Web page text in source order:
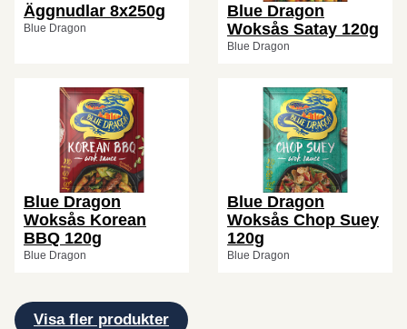
Äggnudlar 8x250g
Blue Dragon
Blue Dragon
Woksås Satay 120g
Blue Dragon
Blue Dragon
Woksås Korean
BBQ 120g
Blue Dragon
Blue Dragon
Woksås Chop Suey
120g
Blue Dragon
Visa fler produkter